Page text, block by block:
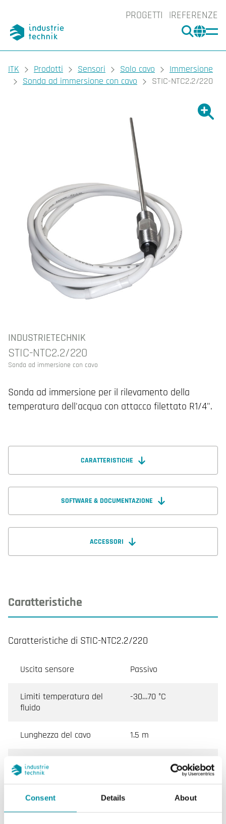
Consent Details About
PROGETTI REFERENZE
CERCA
You are here:
ITK Prodotti Sensori Solo cavo
Immersione
Sonda ad immersione con cavo
STIC-NTC2.2/220
INDUSTRIETECHNIK
STIC-NTC2.2/220
Sonda ad immersione con cavo
Sonda ad immersione per il rilevamento della
temperatura dell'acqua con attacco filettato R1/4".
CARATTERISTICHE
SOFTWARE & DOCUMENTAZIONE
ACCESSORI
Caratteristiche
Caratteristiche di STIC-NTC2.2/220
Uscita sensore Passivo
Limiti temperatura del
fluido
-30…70 °C
Lunghezza del cavo 1.5 m
Intervallo di misura,
temp
Elemento sensibile